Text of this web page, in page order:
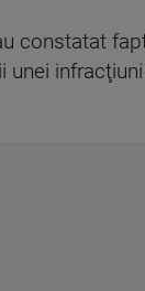
constatat